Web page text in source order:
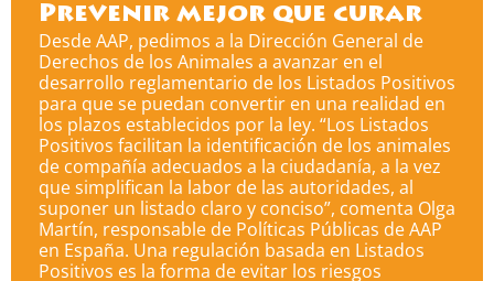
Prevenir mejor que curar
Desde AAP, pedimos a la Dirección General de
Derechos de los Animales a avanzar en el
desarrollo reglamentario de los Listados Positivos
para que se puedan convertir en una realidad en
los plazos establecidos por la ley. “Los Listados
Positivos facilitan la identificación de los animales
de compañía adecuados a la ciudadanía, a la vez
que simplifican la labor de las autoridades, al
suponer un listado claro y conciso”, comenta Olga
Martín, responsable de Políticas Públicas de AAP
en España. Una regulación basada en Listados
Positivos es la forma de evitar los riesgos